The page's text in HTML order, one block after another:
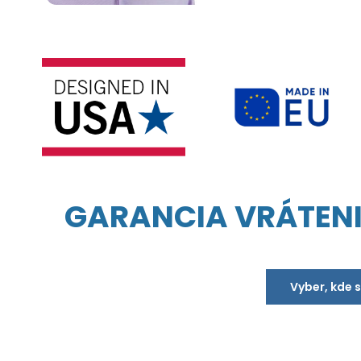
GARANCIA
Vyber, kde